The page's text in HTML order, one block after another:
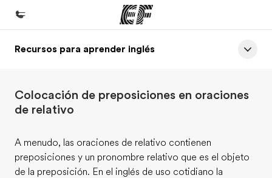
Inicio
Programas
Oficinas
Encuentra una oficina
Recursos para aprender inglés
Colocación de preposiciones en oraciones
de relativo
A menudo, las oraciones de relativo contienen
preposiciones y un pronombre relativo que es el objeto
de la preposición. En el inglés de uso cotidiano la